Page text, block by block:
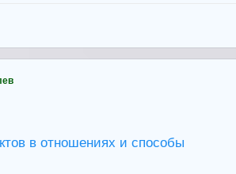
Я хочу подарить тебе нечто,
тебе обо мне каждое
мне кажется я выбрал
тебе одну простую правду,
усваивать много лет. Если
ты обогатишь свою
способов и это оградит
в будущем.
в отношениях и способы